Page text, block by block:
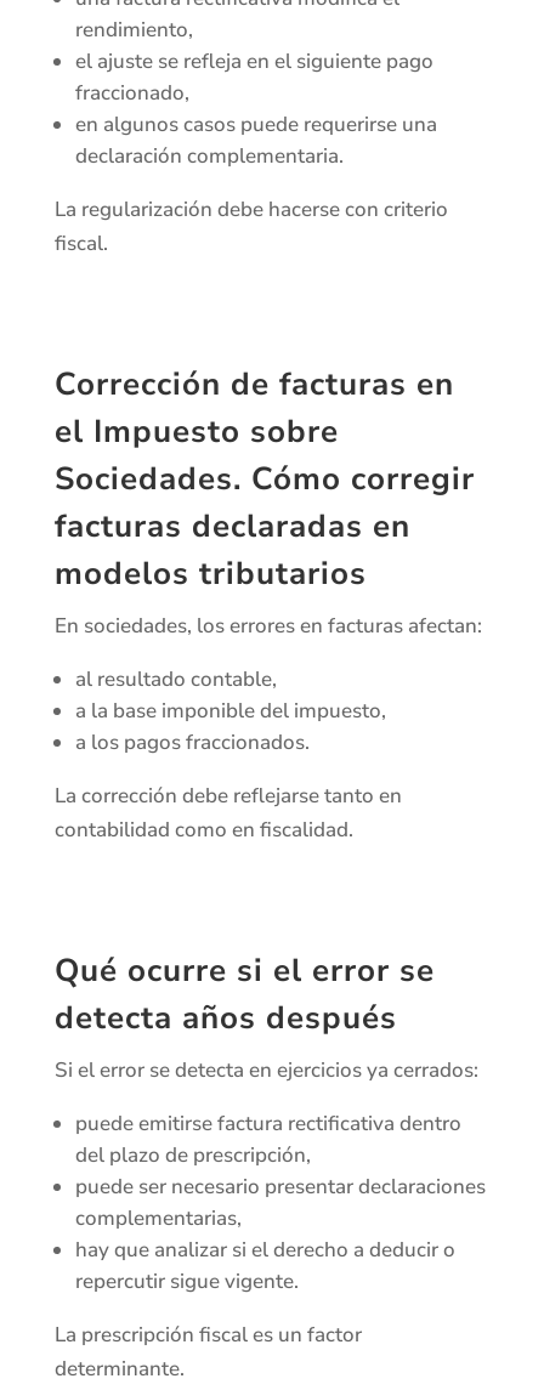
rendimiento,
el ajuste se refleja en el siguiente pago
fraccionado,
en algunos casos puede requerirse una
declaración complementaria.
La regularización debe hacerse con criterio
fiscal.
Corrección de facturas en
el Impuesto sobre
Sociedades. Cómo corregir
facturas declaradas en
modelos tributarios
En sociedades, los errores en facturas afectan:
al resultado contable,
a la base imponible del impuesto,
a los pagos fraccionados.
La corrección debe reflejarse tanto en
contabilidad como en fiscalidad.
Qué ocurre si el error se
detecta años después
Si el error se detecta en ejercicios ya cerrados:
puede emitirse factura rectificativa dentro
del plazo de prescripción,
puede ser necesario presentar declaraciones
complementarias,
hay que analizar si el derecho a deducir o
repercutir sigue vigente.
La prescripción fiscal es un factor
determinante.